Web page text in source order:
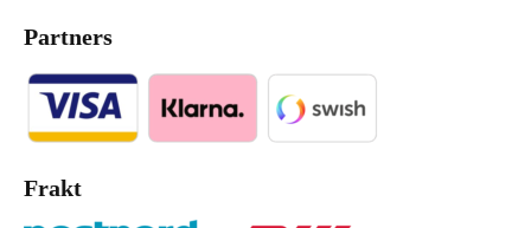
Partners
Frakt